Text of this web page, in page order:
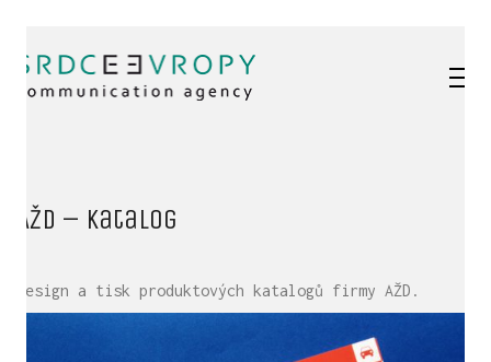
AŽD – katalog
Design a tisk produktových katalogů firmy AŽD.